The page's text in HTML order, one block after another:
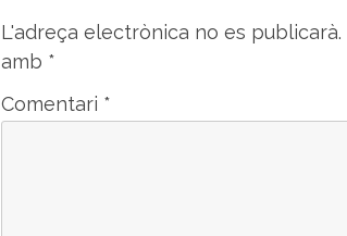
L'adreça electrònica no es publicarà.
amb *
Comentari *